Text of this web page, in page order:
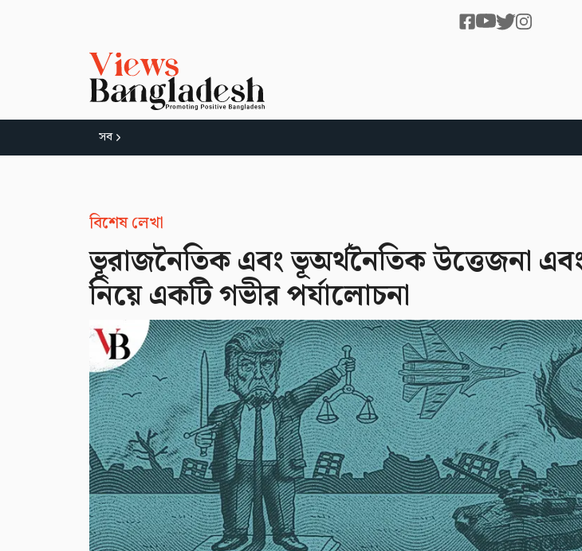
সব
বিশেষ লেখা
ভূরাজনৈতিক এবং ভূঅর্থনৈতিক উত্তেজনা
নিয়ে একটি গভীর পর্যালোচনা